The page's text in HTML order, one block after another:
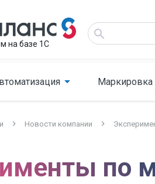
на базе 1С
Маркировка
Новости компании
по